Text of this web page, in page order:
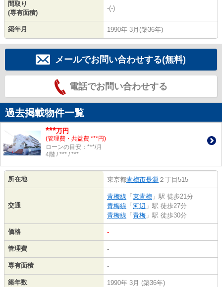
間取り
(専有面積)
-(-)
築年月 1990年 3月(築36年)
メールでお問い合わせする(無料)
電話でお問い合わせする
過去掲載物件一覧
***万円
(管理費・共益費 ***円)
ローンの目安：***/月
4階 / *** / ***
所在地 東京都青梅市長淵 ２丁目515
交通
青梅線 「東青梅 」駅 徒歩21分
青梅線 「河辺 」駅 徒歩27分
青梅線 「青梅 」駅 徒歩30分
価格 -
管理費 -
専有面積 -
築年数 1990年 3月 (築36年)